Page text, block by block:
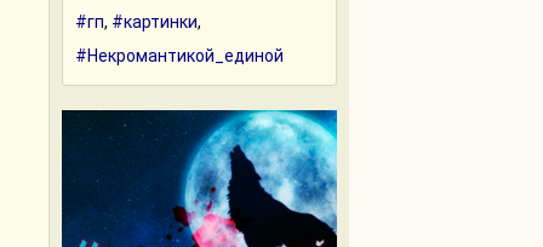
#гп, #картинки,
#Некромантикой_единой